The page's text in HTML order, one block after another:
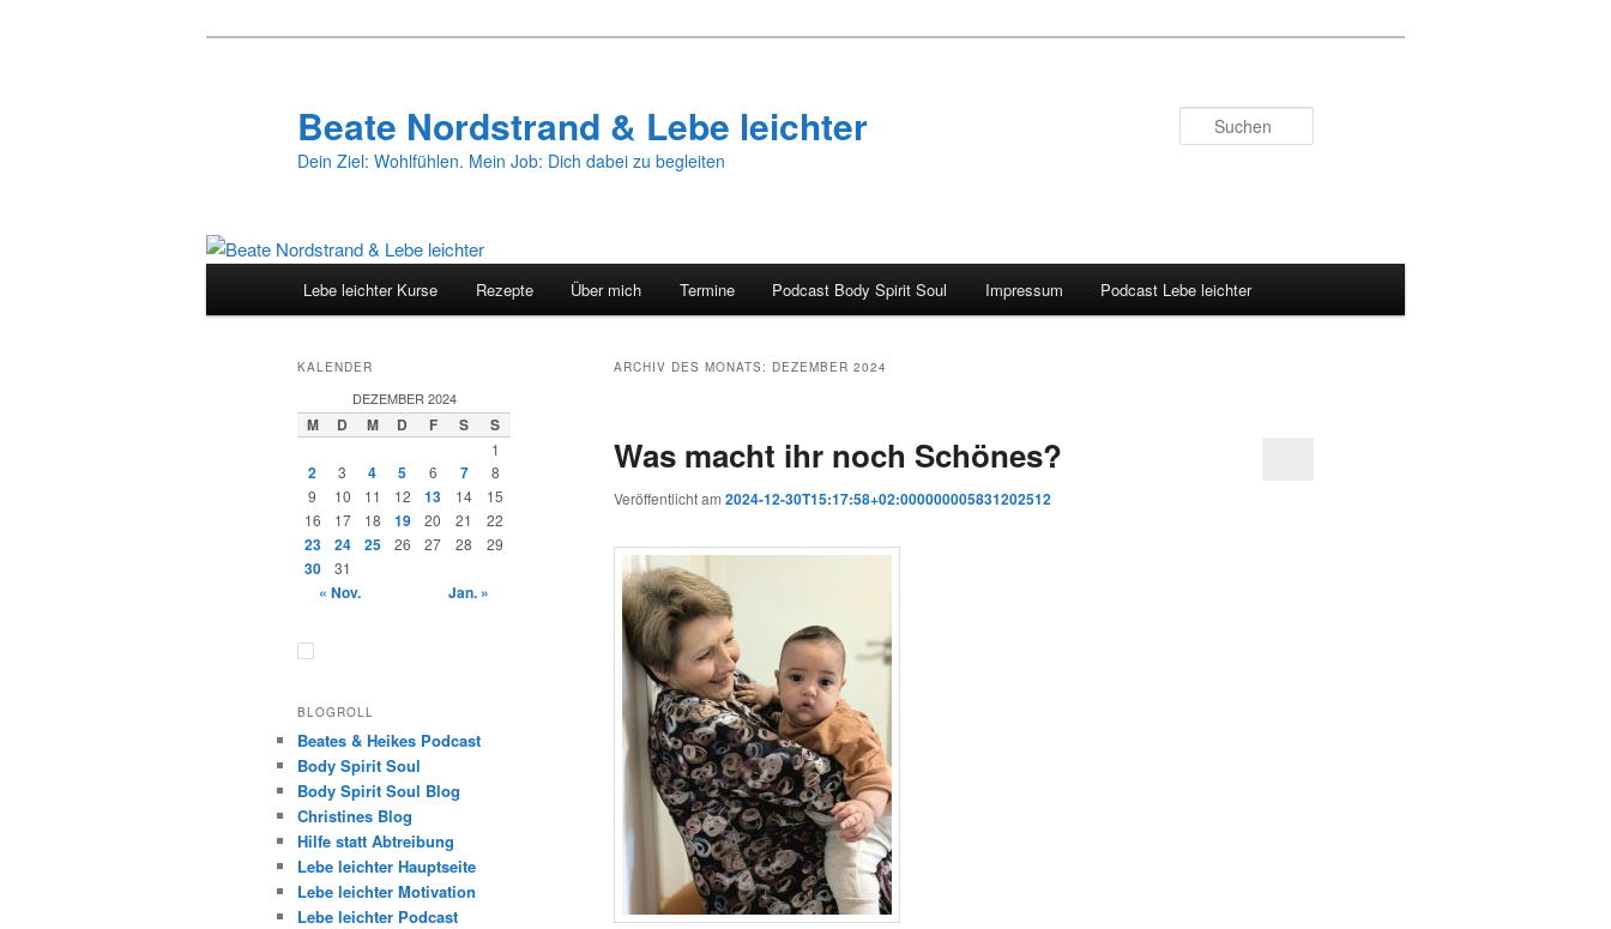
Beate Nordstrand & Lebe leichter
Dein Ziel: Wohlfühlen. Mein Job: Dich dabei zu begleiten
Lebe leichter Kurse Rezepte Über mich Termine Podcast Body Spirit Soul Impressum Podcast Lebe leichter
ARCHIV DES MONATS: DEZEMBER 2024
Was macht ihr noch Schönes?
Veröffentlicht am 2024-12-30T15:17:58+02:000000005831202512
KALENDER
DEZEMBER 2024
M D M D F S S
1
2 3 4 5 6 7
8
9
10 11 12 13 14
15
16
17 18 19 20 21 22
23 24 25 26 27 28 29
30 31
« Nov. Jan. »
BLOGROLL
Beates & Heikes Podcast
Body Spirit Soul
Body Spirit Soul Blog
Christines Blog
Hilfe statt Abtreibung
Lebe leichter Hauptseite
Lebe leichter Motivation
Lebe leichter Podcast